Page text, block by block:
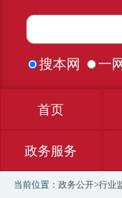
搜本网 一
首页
政务服务
当前位置： 政务公开>行业